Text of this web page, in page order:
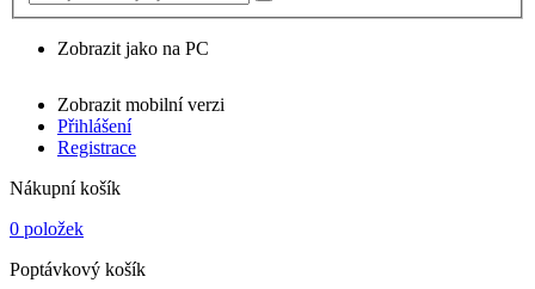
Zobrazit jako na PC
Zobrazit mobilní verzi
Přihlášení
Registrace
Nákupní košík
0 položek
Poptávkový košík